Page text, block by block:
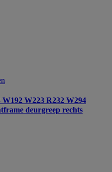
W192 W223 R232 W294
deurgreep rechts